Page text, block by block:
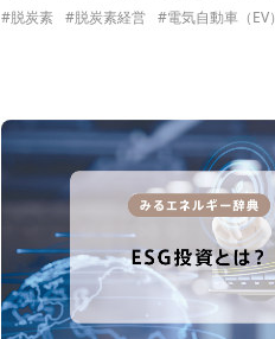
#脱炭素
#脱炭素経営 #電気自動車（EV）